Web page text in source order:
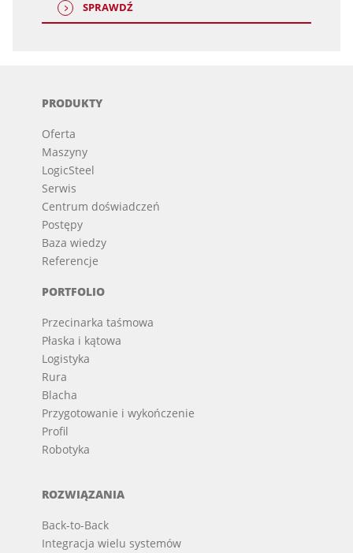
SPRAWDŹ
PRODUKTY
Oferta
Maszyny
LogicSteel
Serwis
Centrum doświadczeń
Postępy
Baza wiedzy
Referencje
PORTFOLIO
Przecinarka taśmowa
Płaska i kątowa
Logistyka
Rura
Blacha
Przygotowanie i wykończenie
Profil
Robotyka
ROZWIĄZANIA
Back-to-Back
Integracja wielu systemów